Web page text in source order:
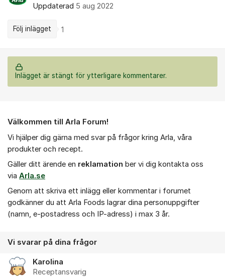
Uppdaterad 5 aug 2022
Följ inlägget 1
Inlägget är stängt för ytterligare kommentarer.
Välkommen till Arla Forum!
Vi hjälper dig gärna med svar på frågor kring Arla, våra
produkter och recept.
Gäller ditt ärende en reklamation ber vi dig kontakta oss
via Arla.se
Genom att skriva ett inlägg eller kommentar i forumet
godkänner du att Arla Foods lagrar dina personuppgifter
(namn, e-postadress och IP-adress) i max 3 år.
Vi svarar på dina frågor
Karolina
Receptansvarig